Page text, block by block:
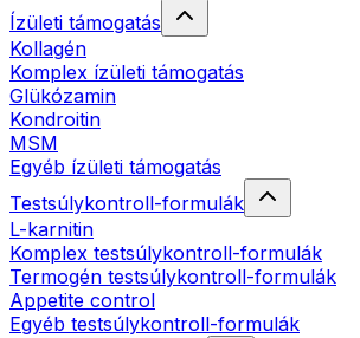
Ízületi támogatás
Kollagén
Komplex ízületi támogatás
Glükózamin
Kondroitin
MSM
Egyéb ízületi támogatás
Testsúlykontroll-formulák
L-karnitin
Komplex testsúlykontroll-formulák
Termogén testsúlykontroll-formulák
Appetite control
Egyéb testsúlykontroll-formulák